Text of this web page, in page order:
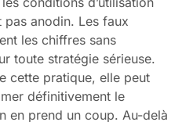
pas anodin. Les faux
les chiffres sans
toute stratégie sérieuse.
cette pratique, elle peut
définitivement le
en prend un coup. Au-delà